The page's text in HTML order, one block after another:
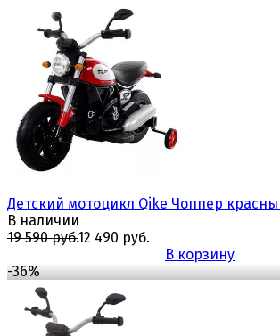
избранноесравнить
Детский мотоцикл Qike Чоппер
В наличии
19 590 руб.12 490 руб.
В корзину
-36%